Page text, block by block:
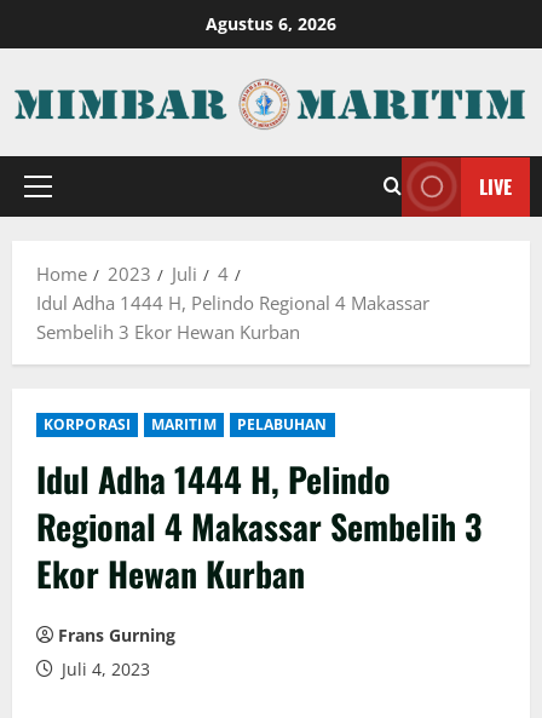
to
Agustus 6, 2026
Primary
LIVE
Home 2023 Juli
4
Idul Adha 1444 H, Pelindo Regional 4 Makassar
Sembelih 3 Ekor Hewan Kurban
KORPORASI MARITIM PELABUHAN
Idul Adha 1444 H, Pelindo
Regional 4 Makassar Sembelih 3
Ekor Hewan Kurban
Frans Gurning
Juli 4, 2023